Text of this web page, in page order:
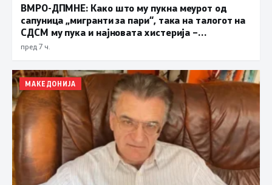
ВМРО-ДПМНЕ: Како што му пукна меурот од
сапуница „мигранти за пари“, така на талогот на
СДСМ му пука и најновата хистерија –
прифаќање на француски предлог
пред 7 ч.
МАКЕДОНИЈА